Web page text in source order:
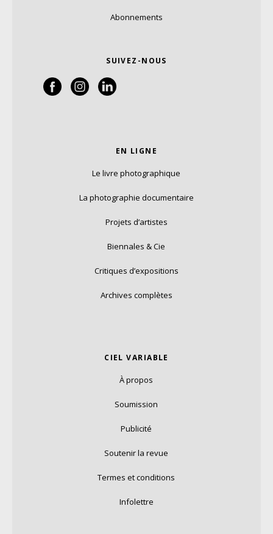
Abonnements
SUIVEZ-NOUS
EN LIGNE
Le livre photographique
La photographie documentaire
Projets d’artistes
Biennales & Cie
Critiques d’expositions
Archives complètes
CIEL VARIABLE
À propos
Soumission
Publicité
Soutenir la revue
Termes et conditions
Infolettre